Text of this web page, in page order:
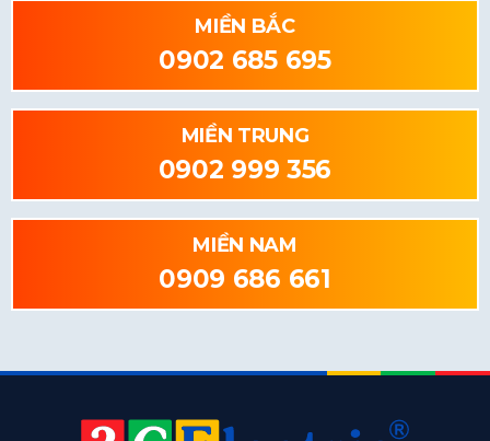
MIỀN BẮC
0902 685 695
MIỀN TRUNG
0902 999 356
MIỀN NAM
0909 686 661